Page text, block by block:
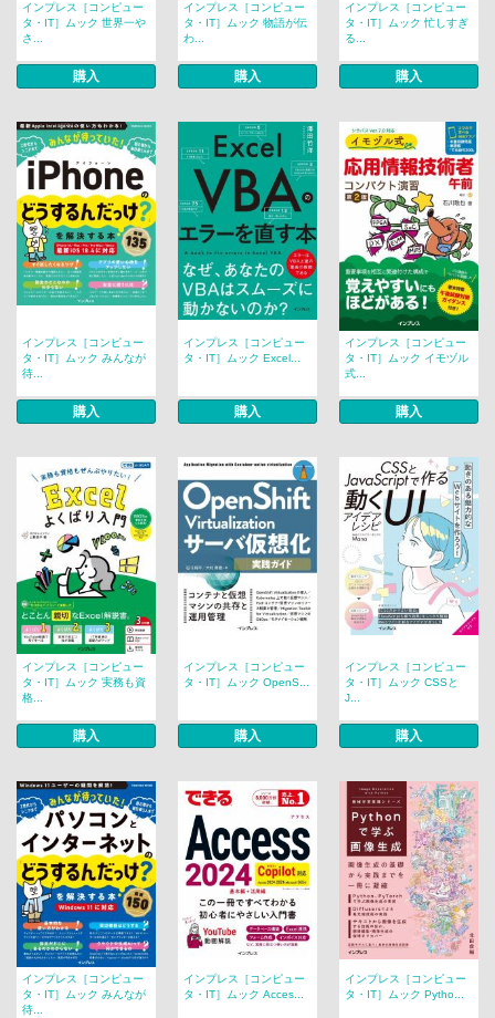
インプレス［コンピュー
タ・IT］ムック 世界一や
さ...
購入
インプレス［コンピュー
タ・IT］ムック 物語が伝
わ...
購入
インプレス［コンピュー
タ・IT］ムック 忙しすぎ
る...
購入
インプレス［コンピュー
タ・IT］ムック みんなが
待...
購入
インプレス［コンピュー
タ・IT］ムック Excel...
購入
インプレス［コンピュー
タ・IT］ムック イモヅル
式...
購入
インプレス［コンピュー
タ・IT］ムック 実務も資
格...
購入
インプレス［コンピュー
タ・IT］ムック OpenS...
購入
インプレス［コンピュー
タ・IT］ムック CSSと
J...
購入
インプレス［コンピュー
タ・IT］ムック みんなが
待...
インプレス［コンピュー
タ・IT］ムック Acces...
インプレス［コンピュー
タ・IT］ムック Pytho...